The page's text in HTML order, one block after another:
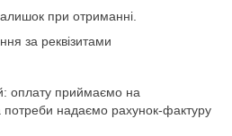
при отриманні.
за реквізитами
оплату приймаємо на
потреби надаємо рахунок-фактуру